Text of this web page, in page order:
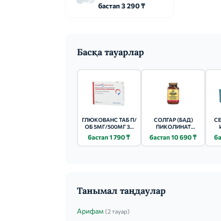
бастап 3 290 ₸
Басқа тауарлар
ГЛЮКОВАНС ТАБ П/
ОБ 5МГ/500МГ 30
бастап 1 790 ₸
СОЛГАР (БАД)
ПИКОЛИНАТ
ШТ.
бастап 10 690 ₸
Танымал таңдаулар
Арифам (2 тауар)